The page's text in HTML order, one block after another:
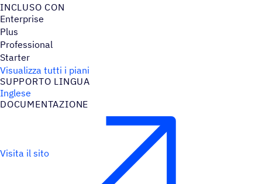
INCLUSO CON
Enterprise
Plus
Professional
Starter
Visualizza tutti i piani
SUPPORTO LINGUA
Inglese
DOCU­MEN­TA­ZIONE
Visita il sito